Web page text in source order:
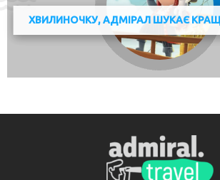
Guests must contact this property in advance
beds and high chair. This property only accepts
and onsite payments. Safety features at this
This property advises that enhanced cleaning
For traveler safety, the following measures are
distancing measures are in place; contactless
out are available; staff at the property wear
ХВИЛИНОЧКУ, АДМІРАЛ ШУКАЄ